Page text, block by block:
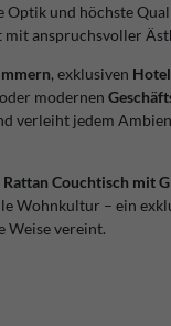
Optik und höchste
anspruchsvoller
, exklusiven
oder modernen
verleiht jedem
Rattan Couchtisch mit
Wohnkultur – ein
Weise vereint.